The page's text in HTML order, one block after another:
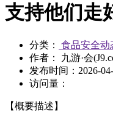
支持他们走
分类：
食品安全动
作者： 九游·会
发布时间： 2026-
访问量：
【概要描述】